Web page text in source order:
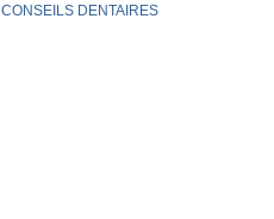
CONSEILS DENTAIRES